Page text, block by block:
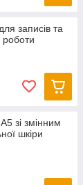
записів та
зі змінним
шкіри